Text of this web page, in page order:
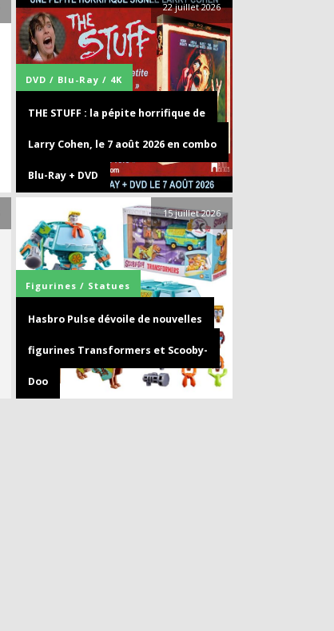
22 juillet 2026
DVD / Blu-Ray / 4K
THE STUFF : la pépite horrifique de
Larry Cohen, le 7 août 2026 en combo
Blu-Ray + DVD
15 juillet 2026
Figurines / Statues
Hasbro Pulse dévoile de nouvelles
figurines Transformers et Scooby-
Doo